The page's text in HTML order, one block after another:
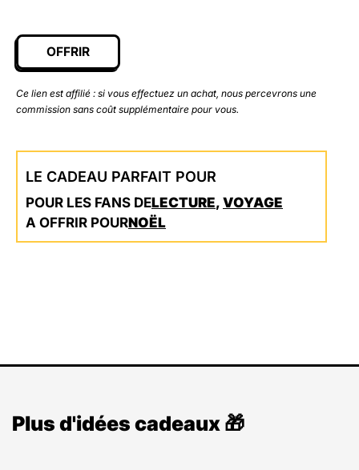
OFFRIR
Ce lien est affilié : si vous effectuez un achat, nous percevrons une
commission sans coût supplémentaire pour vous.
LE CADEAU PARFAIT POUR
POUR LES FANS DELECTURE, VOYAGE
A OFFRIR POURNOËL
Plus d'idées cadeaux 🎁